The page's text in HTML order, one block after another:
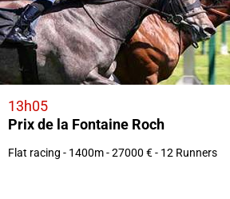
13h05
Prix de la Fontaine Roch
Flat racing - 1400m - 27000 € - 12 Runners